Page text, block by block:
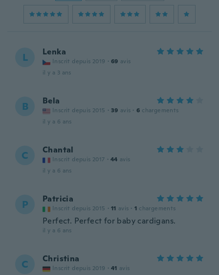
L Lenka
Inscrit depuis 2019 · 69 avis
il y a 3 ans
B Bela
Inscrit depuis 2015 · 39 avis · 6 chargements
il y a 6 ans
C Chantal
Inscrit depuis 2017 · 44 avis
il y a 6 ans
P Patricia
Inscrit depuis 2015 · 11 avis · 1 chargements
Perfect. Perfect for baby cardigans.
il y a 6 ans
C Christina
Inscrit depuis 2019 · 41 avis